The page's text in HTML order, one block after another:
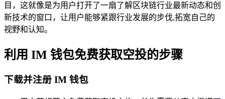
目，这就像是为用户打开了一扇了解区块链行业最新动态和创
新技术的窗口，让用户能够紧跟行业发展的步伐,拓宽自己的
视野和认知。
利用 IM 钱包免费获取空投的步骤
下载并注册 IM 钱包